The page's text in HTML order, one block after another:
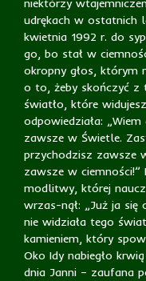
niektórzy
udrękach w ostatnich
kwietnia 1992 r. do
go, bo stał w
okropny głos, którym
o to, żeby skończyć
światło, które
odpowiedziała:
zawsze w Świetle.
przychodzisz zawsze
zawsze w ciemności!”
modlitwy, której
wrzas-nął: „Już ja
nie widziała tego
kamieniem, który
Oko Idy nabiegło
dnia Janni – zaufana